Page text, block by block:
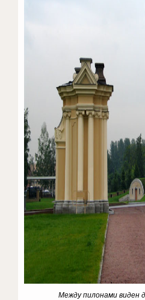
Между пилонами виден